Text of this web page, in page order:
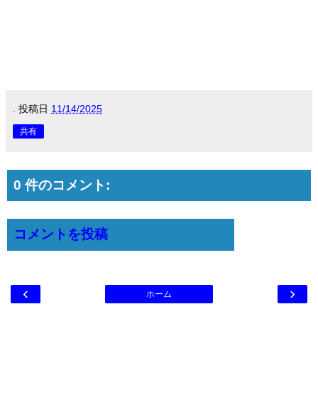
. 投稿日 11/14/2025
共有
0 件のコメント:
コメントを投稿
‹ ›
ホーム